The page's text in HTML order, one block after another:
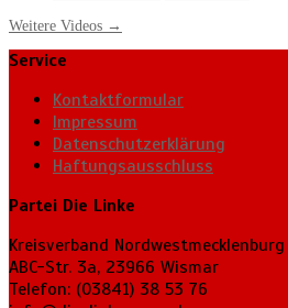
Weitere Videos →
Service
Kontaktformular
Impressum
Datenschutzerklärung
Haftungsausschluss
Partei Die Linke
Kreisverband Nordwestmecklenburg
ABC-Str. 3a, 23966 Wismar
Telefon: (03841) 38 53 76